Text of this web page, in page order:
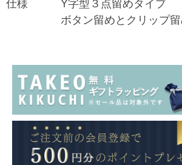
仕様 Y字型３点留めタイプ
ボタン留めとクリップ留め